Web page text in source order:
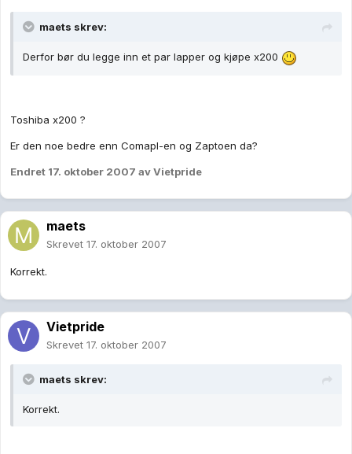
maets skrev:
Derfor bør du legge inn et par lapper og kjøpe x200
Toshiba x200 ?
Er den noe bedre enn Comapl-en og Zaptoen da?
Endret 17. oktober 2007 av Vietpride
maets
Skrevet 17. oktober 2007
Korrekt.
Vietpride
Skrevet 17. oktober 2007
maets skrev:
Korrekt.